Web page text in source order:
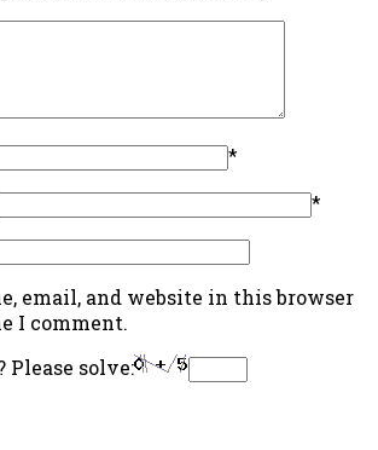
*
*
email, and website in this browser
I comment.
Please solve: